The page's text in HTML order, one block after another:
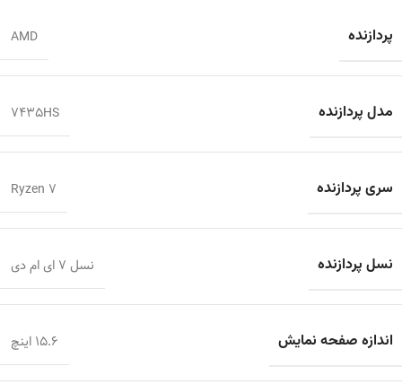
پردازنده AMD
مدل پردازنده 7435HS
سری پردازنده Ryzen 7
نسل پردازنده نسل 7 ای ام دی
اندازه صفحه نمایش 15.6 اینچ